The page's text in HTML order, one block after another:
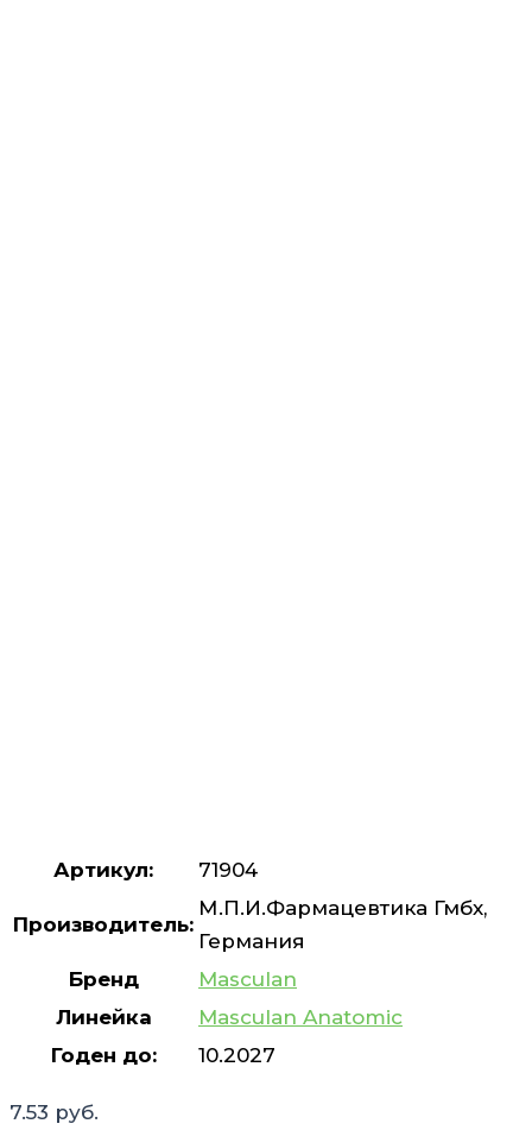
Артикул: 71904
Производитель:
М.П.И.Фармацевтика Гмбх,
Германия
Бренд
Masculan
Линейка
Masculan Anatomic
Годен до:
10.2027
7.53 руб.